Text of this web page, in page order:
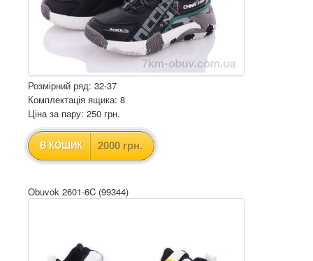
Розмірний ряд: 32-37
Комплектація ящика: 8
Ціна за пару: 250 грн.
В КОШИК 2000 грн.
Obuvok 2601-6C (99344)